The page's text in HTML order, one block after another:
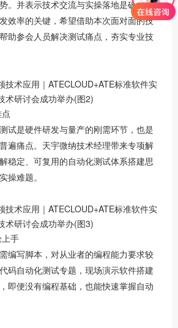
。并表示技术交流与实操落地是破解行
效率的关键，希望借助本次面对面的技
助参会人员解决测试痛点，夯实专业技
试是硬件研发与量产的刚需环节，也是
遍痛点。天宇微纳技术经理带来专项解
稳定、可复用的自动化测试体系搭建思
操难题。
上手
编写脚本，对从业者的编程能力要求较
码自动化测试专题，现场演示软件搭建
即便没有编程基础，也能快速掌握自动